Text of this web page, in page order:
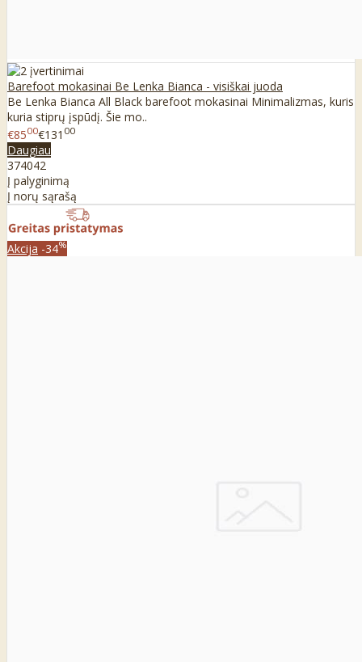
Barefoot mokasinai Be Lenka Bianca - visiškai juoda
Be Lenka Bianca All Black barefoot mokasinai Minimalizmas, kuris
kuria stiprų įspūdį. Šie mo..
€8500€131 00
Daugiau
374042
Į palyginimą
Į norų sąrašą
Akcija -34%